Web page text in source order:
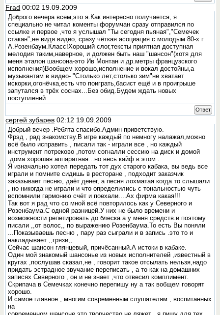
Frad 00:02 19.09.2009
Доброго вечера всем,это я.Как интересно получается, я
специально не читал коменты форумчан сразу отправился по
ссылке и первое ,что я услышал "Ты сегодня пьяная","Семечек
стакан",не видя видео, сразу чёткая асоциация с молодым 80-х г
А.Розенбаум.Класс!Хороший слог,тексты приятная доступная
мелодия таким,наверное, и должен быть наш "шансон"(хотя для
меня эталон шансона-это Ив Монтан и др.метры французского
исполнения)Вообщем хорошо,исполнение и вокал достойны,а
музыкантам в видео- "Столько лет,столько зим"не хватает
искорки,огонёчка,есть что поиграть,басист ещё и в проигрыше
запутался в трёх соснах...Без обид.Будем ждать новых
поступлений
Ответ
сергей зубарев 02:12 19.09.2009
Добрый вечер .Ребята спасибо.Админ приветствую.
Фрэд , рад знакомству.В игре каждый по немногу налажал,можно
всё было исправить , писали так - играли все , но каждый
инструмент потреково ,потом согналли сессию на диск и домой
.дома хорошая аппаратная...но весь кайф в этом .
Я изначально хотел передать тот дух старого кабака, вы ведь все
играли и помните сидишь в ресторане , подходит заказчик
заказывает песню, даёт денег, а песня лохматая когда то слышали
, но никогда не играли и что определились с тональностью чуть
вспомнили гармонию счёт и поехали....Ах фирма какая!!!
Так вот я рад что со мной всё повторилось как у Северного и
Розенбаума.С одной разницей.У них не было времени и
возможности репетировать до блеска а у меня средств.и поэтому
писали ,,от волос,, по выражению Розенбаума.То есть Вы поняли
...Показываешь песню , пару раз сыграли и в запись .это то и
накладывает ,,грязи,,.
Сейчас шансон глянцевый, причёсанный.А истоки в кабаке.
Один мой знакомый шансонье из новых исполнителей ,известный в
кругах ,послушав сказал,не , говорит такое отсылать нельзя,надо
придать эстрадное звучание переписать , а то как на домашних
записях Северного , он и не знает ,что отвесил комплимент.
Скрипача в Семечках конечно перепишу ну а так вобщем говорят
хорошо.
И самое главное , многим современным слушателям , воспитанных
на